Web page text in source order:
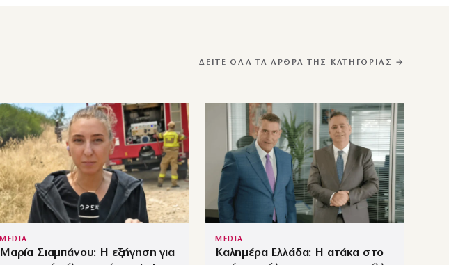
ΔΕΊΤΕ ΌΛΑ ΤΑ ΆΡΘΡΑ ΤΗΣ ΚΑΤΗΓΟΡΊΑΣ →
MEDIA
Μαρία Σιαμπάνου: Η εξήγηση για
MEDIA
Καλημέρα Ελλάδα: Η ατάκα στο